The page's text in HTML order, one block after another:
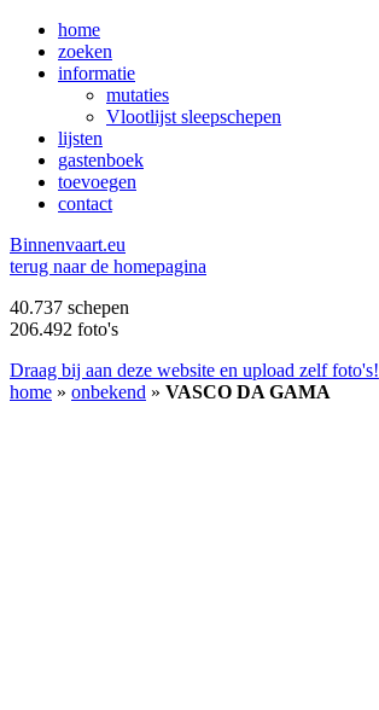
home
zoeken
informatie
mutaties
Vlootlijst sleepschepen
lijsten
gastenboek
toevoegen
contact
Binnenvaart.eu
terug naar de homepagina
40.737 schepen
206.492 foto's
Draag bij aan deze website en upload zelf foto's!
home » onbekend » VASCO DA GAMA